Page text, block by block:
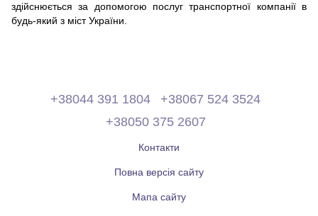
здійснюється за допомогою послуг транспортної компанії в
будь-який з міст України.
+38044 391 1804
+38067 524 3524
+38050 375 2607
Контакти
Повна версія сайту
Мапа сайту